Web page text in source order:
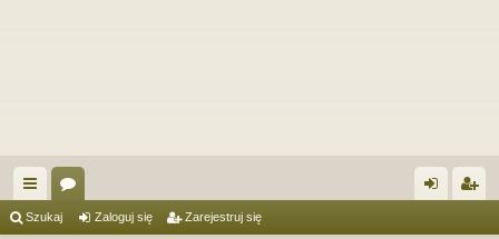
ię or
Szukaj Zaloguj się Zarejestruj się